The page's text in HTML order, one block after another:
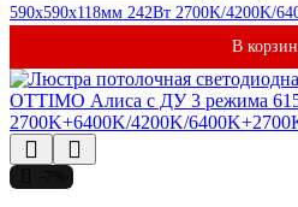
590x590x118мм 242Вт 2700K/4200K/
В